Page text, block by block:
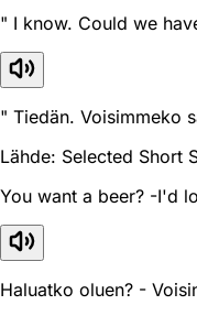
" I know. Could we
" Tiedän. Voisimmeko
Lähde: Selected Short
You want a beer? -I'd
Haluatko oluen? -